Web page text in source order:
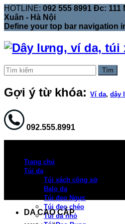
HOTLINE: 092 555 8991 Đc:
Xuân - Hà Nội
Define your top bar navigation
Tìm
Gợi ý từ khóa: Ví da, dây
092.555.8991
Trang chủ
Túi da
Túi xách công sở
Balo da
Túi đeo Ngực
Túi đeo chéo
Túi da nhỏ
DA CAO CẤP